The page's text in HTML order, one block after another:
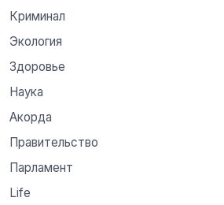
Криминал
Экология
Здоровье
Наука
Акорда
Правительство
Парламент
Life